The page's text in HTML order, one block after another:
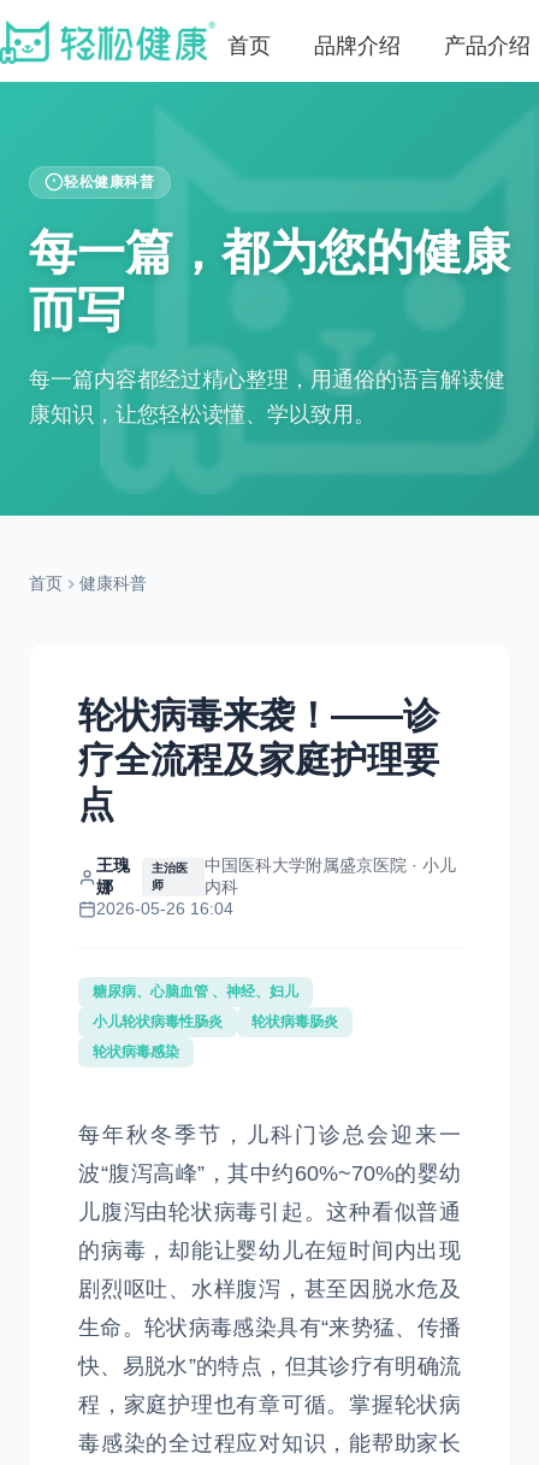
首页 品牌介绍 产品介绍
轻松健康科普
每一篇，都为您的健康
而写
每一篇内容都经过精心整理，用通俗的语言解读健
康知识，让您轻松读懂、学以致用。
首页 健康科普
轮状病毒来袭！——诊
疗全流程及家庭护理要
点
王瑰
娜
主治医
师
中国医科大学附属盛京医院 · 小儿
内科
2026-05-26 16:04
糖尿病、心脑血管 、神经、妇儿
小儿轮状病毒性肠炎
轮状病毒肠炎
轮状病毒感染
每年秋冬季节，儿科门诊总会迎来一
波“腹泻高峰”，其中约60%~70%的婴幼
儿腹泻由轮状病毒引起。这种看似普通
的病毒，却能让婴幼儿在短时间内出现
剧烈呕吐、水样腹泻，甚至因脱水危及
生命。轮状病毒感染具有“来势猛、传播
快、易脱水”的特点，但其诊疗有明确流
程，家庭护理也有章可循。掌握轮状病
毒感染的全过程应对知识，能帮助家长